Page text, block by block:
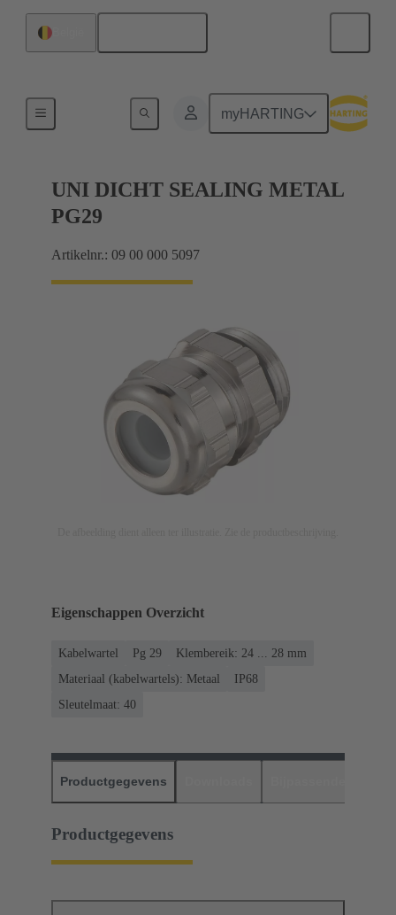
myHARTING
UNI DICHT SEALING METAL
PG29
Artikelnr.: 09 00 000 5097
Eigenschappen Overzicht
Kabelwartel Pg 29
Klembereik: 24 ... 28 mm
Materiaal (kabelwartels): Metaal
IP68
Sleutelmaat: 40
Productgegevens
Productgegevens